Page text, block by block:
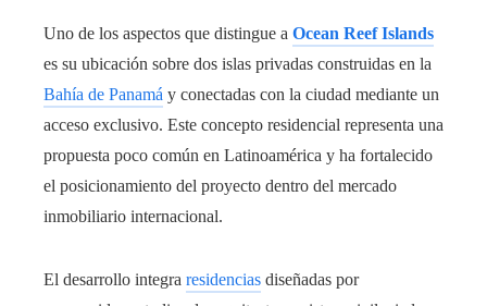
Uno de los aspectos que distingue a Ocean Reef Islands
es su ubicación sobre dos islas privadas construidas en la
Bahía de Panamá y conectadas con la ciudad mediante un
acceso exclusivo. Este concepto residencial representa una
propuesta poco común en Latinoamérica y ha fortalecido
el posicionamiento del proyecto dentro del mercado
inmobiliario internacional.
El desarrollo integra residencias diseñadas por